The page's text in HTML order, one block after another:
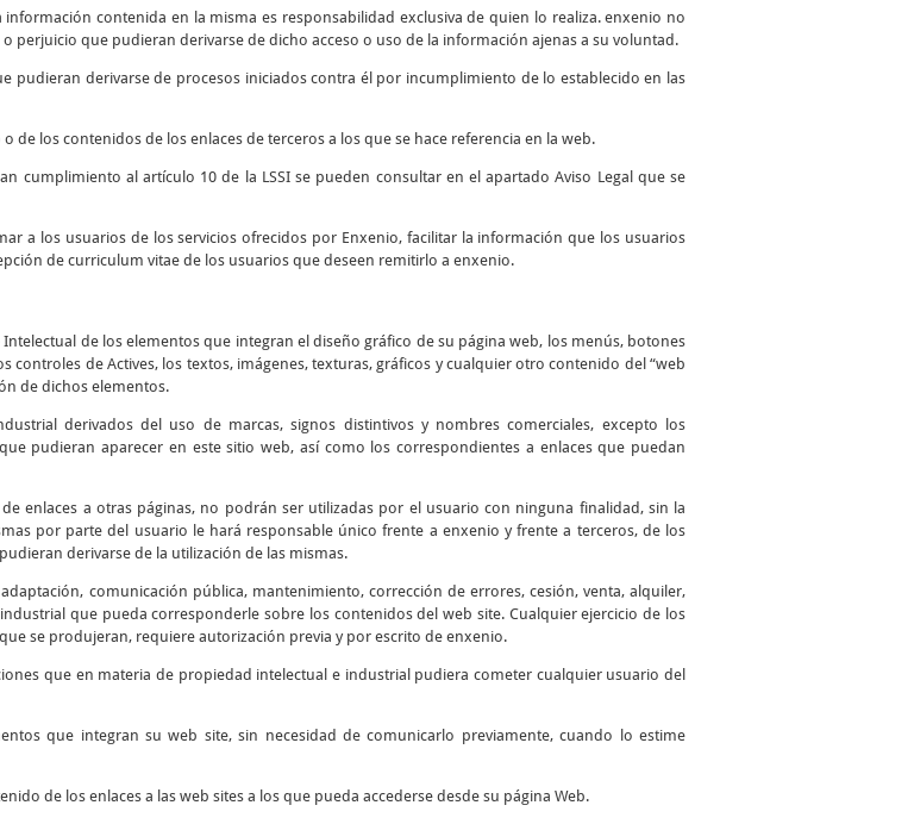
contenida en la misma es responsabilidad exclusiva de quien lo realiza. enxenio no
perjuicio que pudieran derivarse de dicho acceso o uso de la información ajenas a su voluntad.
pudieran derivarse de procesos iniciados contra él por incumplimiento de lo establecido en las
de los contenidos de los enlaces de terceros a los que se hace referencia en la web.
cumplimiento al artículo 10 de la LSSI se pueden consultar en el apartado Aviso Legal que se
a los usuarios de los servicios ofrecidos por Enxenio, facilitar la información que los usuarios
de curriculum vitae de los usuarios que deseen remitirlo a enxenio.
de los elementos que integran el diseño gráfico de su página web, los menús, botones
controles de Actives, los textos, imágenes, texturas, gráficos y cualquier otro contenido del “web
de dichos elementos.
derivados del uso de marcas, signos distintivos y nombres comerciales, excepto los
pudieran aparecer en este sitio web, así como los correspondientes a enlaces que puedan
enlaces a otras páginas, no podrán ser utilizadas por el usuario con ninguna finalidad, sin la
por parte del usuario le hará responsable único frente a enxenio y frente a terceros, de los
derivarse de la utilización de las mismas.
comunicación pública, mantenimiento, corrección de errores, cesión, venta, alquiler,
que pueda corresponderle sobre los contenidos del web site. Cualquier ejercicio de los
se produjeran, requiere autorización previa y por escrito de enxenio.
que en materia de propiedad intelectual e industrial pudiera cometer cualquier usuario del
que integran su web site, sin necesidad de comunicarlo previamente, cuando lo estime
de los enlaces a las web sites a los que pueda accederse desde su página Web.